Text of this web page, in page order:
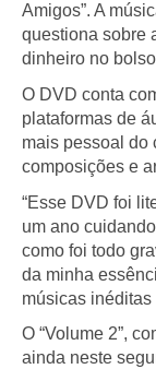
Amigos”. A
questiona sobre
dinheiro no
O DVD conta
plataformas de
mais pessoal do
composições e
“Esse DVD foi
um ano
como foi todo
da minha
músicas inéditas
O “Volume 2”,
ainda neste